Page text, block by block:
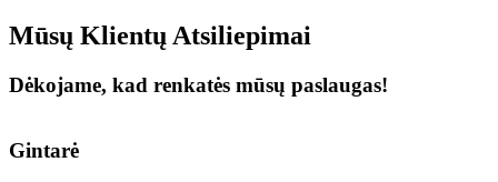
Mūsų Klientų Atsiliepimai
Dėkojame, kad renkatės mūsų paslaugas!
Gintarė